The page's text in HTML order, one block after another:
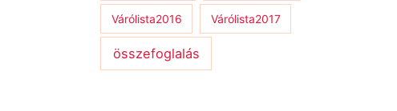
Várólista2016 Várólista2017
összefoglalás